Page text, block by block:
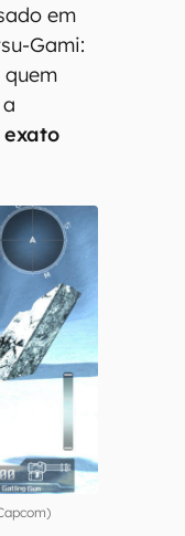
em
Gami:
quem
exato